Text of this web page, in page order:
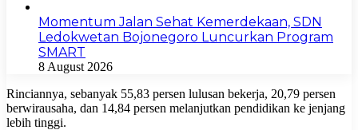
Momentum Jalan Sehat Kemerdekaan, SDN
Ledokwetan Bojonegoro Luncurkan Program
SMART
8 August 2026
Rinciannya, sebanyak 55,83 persen lulusan bekerja, 20,79 persen
berwirausaha, dan 14,84 persen melanjutkan pendidikan ke jenjang
lebih tinggi.